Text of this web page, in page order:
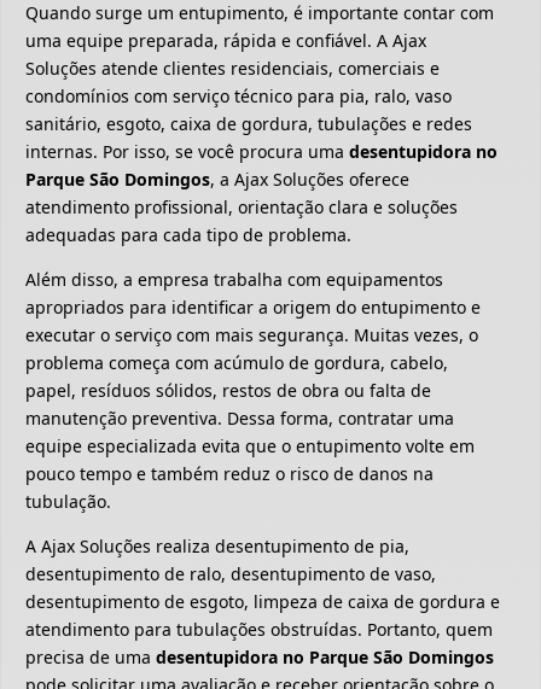
Quando surge um entupimento, é importante contar com
uma equipe preparada, rápida e confiável. A Ajax
Soluções atende clientes residenciais, comerciais e
condomínios com serviço técnico para pia, ralo, vaso
sanitário, esgoto, caixa de gordura, tubulações e redes
internas. Por isso, se você procura uma desentupidora no
Parque São Domingos, a Ajax Soluções oferece
atendimento profissional, orientação clara e soluções
adequadas para cada tipo de problema.
Além disso, a empresa trabalha com equipamentos
apropriados para identificar a origem do entupimento e
executar o serviço com mais segurança. Muitas vezes, o
problema começa com acúmulo de gordura, cabelo,
papel, resíduos sólidos, restos de obra ou falta de
manutenção preventiva. Dessa forma, contratar uma
equipe especializada evita que o entupimento volte em
pouco tempo e também reduz o risco de danos na
tubulação.
A Ajax Soluções realiza desentupimento de pia,
desentupimento de ralo, desentupimento de vaso,
desentupimento de esgoto, limpeza de caixa de gordura e
atendimento para tubulações obstruídas. Portanto, quem
precisa de uma desentupidora no Parque São Domingos